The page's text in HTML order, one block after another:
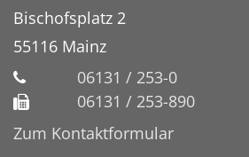
Bischofsplatz 2
55116 Mainz
06131 / 253-0
06131 / 253-890
Zum Kontaktformular